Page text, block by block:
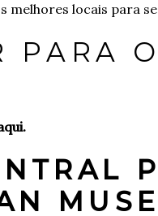
melhores locais para
PARA